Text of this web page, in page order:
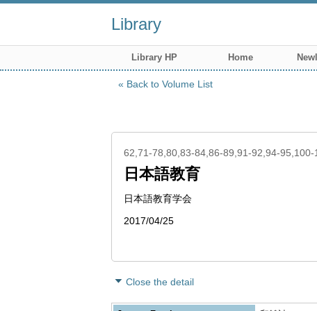
Library
Library HP Home
Back to Volume List
62,71-78,80,83-84,86-89,91-92,94-
日本語教育
日本語教育学会
2017/04/25
Close the detail